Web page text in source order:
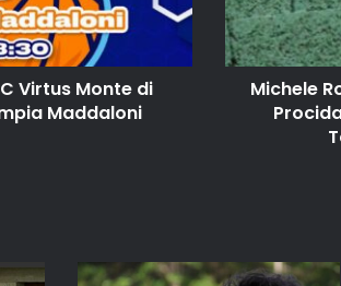
Virtus Monte di
Maddaloni
Michele